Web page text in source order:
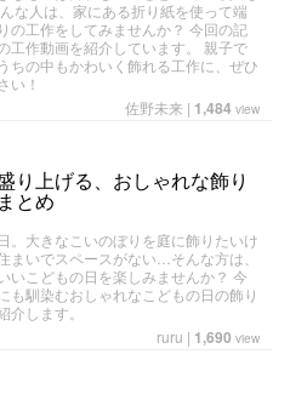
な人は、家にある折り紙を使って端
の工作をしてみませんか？ 今回の記
工作動画を紹介しています。 親子で
ちの中もかわいく飾れる工作に、ぜひ
い！
佐野未来 | 1,484 view
り上げる、おしゃれな飾り
とめ
。大きなこいのぼりを庭に飾りたいけ
まいでスペースがない…そんな方は、
いこどもの日を楽しみませんか？ 今
も馴染むおしゃれなこどもの日の飾り
します。
ruru | 1,690 view